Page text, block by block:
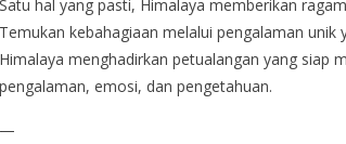
Satu hal yang pasti, Himalaya memberikan
Temukan kebahagiaan melalui pengalaman
Himalaya menghadirkan petualangan yang siap
pengalaman, emosi, dan pengetahuan.
—